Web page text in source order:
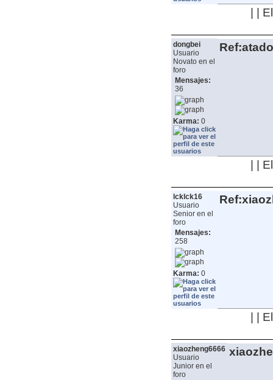
| |
dongbei
Usuario
Novato en el
foro
Mensajes:
36
Karma: 0
| |
lcklck16
Usuario
Senior en el
foro
Mensajes:
258
Karma: 0
| |
xiaozheng6666
Usuario
Junior en el
foro